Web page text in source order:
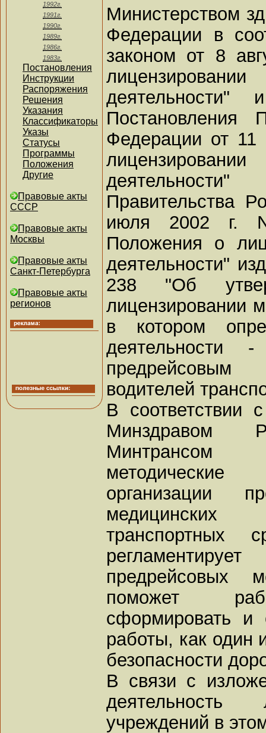
1992г.
1991г.
1990г.
1989г.
1986г.
1983г.
Постановления
Инструкции
Распоряжения
Решения
Указания
Классификаторы
Указы
Статусы
Программы
Положения
Другие
Правовые акты
СССР
Правовые акты
Москвы
Правовые акты
Санкт-Петербурга
Правовые акты
регионов
Министерством
Федерации в
законом от 8
Постановления
Федерации от
Правительства
июля 2002 г.
Положения о
деятельности"
238 "Об
лицензировании
в котором
предрейсовым
водителей
В соответствии
Минздравом
Минтрансом
организации
медицинских
транспортных
предрейсовых
поможет
сформировать и
работы, как один
безопасности
В связи с
деятельность
учреждений в